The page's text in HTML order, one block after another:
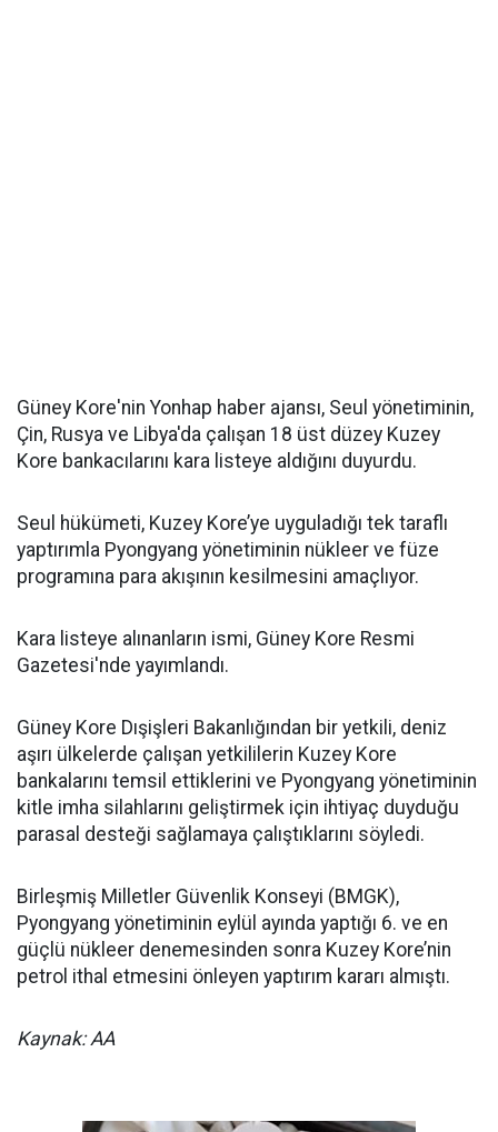
Güney Kore'nin Yonhap haber ajansı, Seul yönetiminin,
Çin, Rusya ve Libya'da çalışan 18 üst düzey Kuzey
Kore bankacılarını kara listeye aldığını duyurdu.
Seul hükümeti, Kuzey Kore’ye uyguladığı tek taraflı
yaptırımla Pyongyang yönetiminin nükleer ve füze
programına para akışının kesilmesini amaçlıyor.
Kara listeye alınanların ismi, Güney Kore Resmi
Gazetesi'nde yayımlandı.
Güney Kore Dışişleri Bakanlığından bir yetkili, deniz
aşırı ülkelerde çalışan yetkililerin Kuzey Kore
bankalarını temsil ettiklerini ve Pyongyang yönetiminin
kitle imha silahlarını geliştirmek için ihtiyaç duyduğu
parasal desteği sağlamaya çalıştıklarını söyledi.
Birleşmiş Milletler Güvenlik Konseyi (BMGK),
Pyongyang yönetiminin eylül ayında yaptığı 6. ve en
güçlü nükleer denemesinden sonra Kuzey Kore’nin
petrol ithal etmesini önleyen yaptırım kararı almıştı.
Kaynak: AA